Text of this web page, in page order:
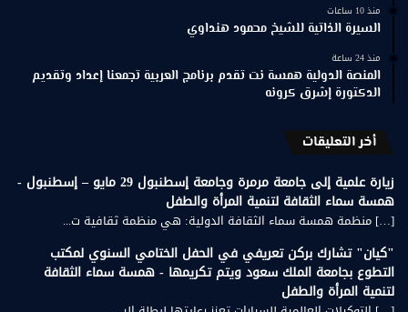
منذ 10 ساعات
السيرة الذاتية للشيخ محمود هنداوي
منذ 24 ساعة
المنصة الدولية همسة نت تقدم برنامج العربية تجمعنا إعداد وتقديم
الدكتورة إشرق كرونه
أخر التعليقات
زيارة علمية إلى جامعة مرمرة وجامعة إسطنبول 29 مايو – إسطنبول -
همسة سماء الثقافة لتنمية المرأة والطفل
[…] منظمة همسة سماء الثقافة الدولية: هي منظمة ثقافية ت...
"كيان" تشارك بركن تعريفي في الحفل الختامي السنوي لمكتب
التطوع بجامعة الملك سعود ويتم تكريمها - همسة سماء الثقافة
لتنمية المرأة والطفل